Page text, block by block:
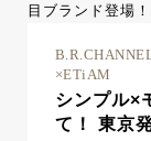
×ETiAM
シンプル×
て！ 東京